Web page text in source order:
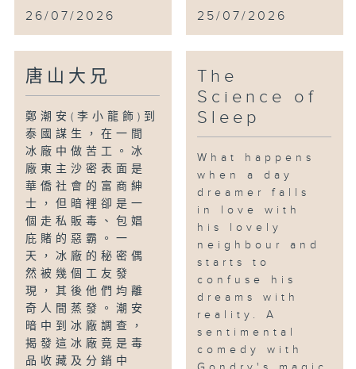
26/07/2026 25/07/2026
唐山大兄
鄭潮安(李小龍飾)到
泰國謀生，在一間
冰廠中做苦工。冰
廠東主沙密表面是
華僑社會的富商紳
士，但暗裡卻是一
個走私販毒、包娼
庇賭的惡霸。一
天，冰廠的秘密偶
然被幾個工友發
現，其後他們均離
奇人間蒸發。潮安
暗中到冰廠調查，
揭發這冰廠竟是毒
品收藏及分銷中
The
Science of
Sleep
What happens
when a day
dreamer falls
in love with
his lovely
neighbour and
starts to
confuse his
dreams with
reality. A
sentimental
comedy with